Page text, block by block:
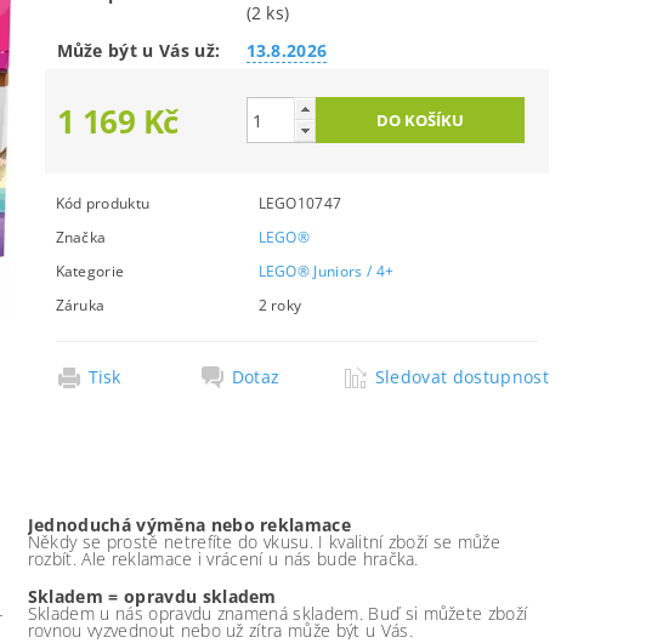
(2 ks)
Může být u Vás už:
13.8.2026
1 169 Kč
Kód produktu
LEGO10747
Značka
LEGO®
Kategorie
LEGO® Juniors / 4+
Záruka
2 roky
Tisk Dotaz Sledovat dostupnost
Jednoduchá výměna nebo reklamace
Někdy se prostě netrefíte do vkusu. I kvalitní zboží se může
rozbít. Ale reklamace i vrácení u nás bude hračka.
Skladem = opravdu skladem
Skladem u nás opravdu znamená skladem. Buď si můžete zboží
rovnou vyzvednout nebo už zítra může být u Vás.